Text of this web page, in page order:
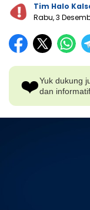
Tim Halo
Rabu, 3
❤️Yuk dukung
dan